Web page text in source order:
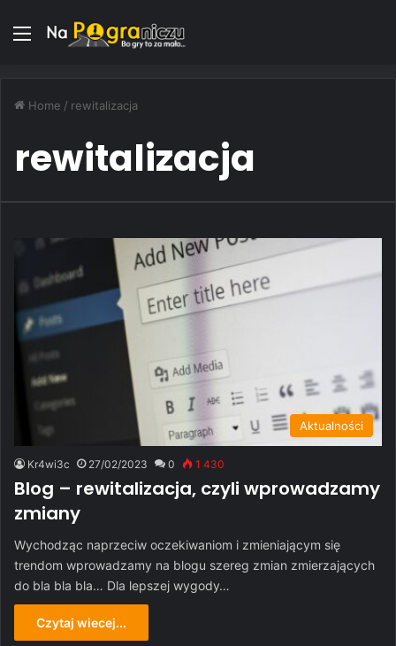
Menu
Home / rewitalizacja
rewitalizacja
Aktualności
Kr4wi3c 27/02/2023 0 1 430
Blog – rewitalizacja, czyli wprowadzamy
zmiany
Wychodząc naprzeciw oczekiwaniom i zmieniającym się
trendom wprowadzamy na blogu szereg zmian zmierzających
do bla bla bla… Dla lepszej wygody…
Czytaj wiecej...